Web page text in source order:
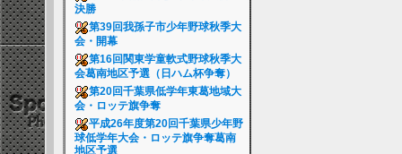
決勝
第39回我孫子市少年野球秋季大
会・開幕
第16回関東学童軟式野球秋季大
会葛南地区予選（日ハム杯争奪）
第20回千葉県低学年東葛地域大
会・ロッテ旗争奪
平成26年度第20回千葉県少年野
球低学年大会・ロッテ旗争奪葛南
地区予選